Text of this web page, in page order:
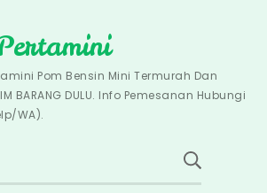
Pom Bensin Mini Termurah Dan
BARANG DULU. Info Pemesanan Hubungi
WA).